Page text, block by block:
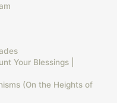
Your Blessings |
(On the Heights of